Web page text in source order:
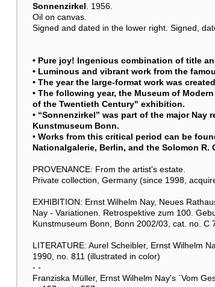
Sonnenzirkel . 1956.
Oil on canvas.
Signed and dated in the lower right. Signed,
• Pure joy! Ingenious combination of title
• Luminous and vibrant work from the
• The year the large-format work was
• The following year, the Museum of
of the Twentieth Century" exhibition.
• “Sonnenzirkel” was part of the major Nay
Kunstmuseum Bonn.
• Works from this critical period can be
Nationalgalerie, Berlin, and the Solomon R.
PROVENANCE: From the artist's estate.
Private collection, Germany (since 1998,
EXHIBITION: Ernst Wilhelm Nay, Neues
Nay - Variationen. Retrospektive zum 100.
Kunstmuseum Bonn, Bonn 2002/03, cat. no. C
LITERATURE: Aurel Scheibler, Ernst Wilhelm
1990, no. 811 (illustrated in color)
- -
Franziska Müller, Ernst Wilhelm Nay's `Vom